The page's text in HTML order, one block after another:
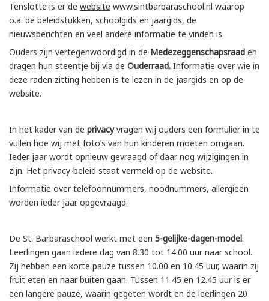
Tenslotte is er de website www.sintbarbaraschool.nl waarop
o.a. de beleidstukken, schoolgids en jaargids, de
nieuwsberichten en veel andere informatie te vinden is.
Ouders zijn vertegenwoordigd in de Medezeggenschapsraad en
dragen hun steentje bij via de Ouderraad. Informatie over wie in
deze raden zitting hebben is te lezen in de jaargids en op de
website.
In het kader van de privacyvragen wij ouders een formulier in te
vullen hoe wij met foto’s van hun kinderen moeten omgaan.
Ieder jaar wordt opnieuw gevraagd of daar nog wijzigingen in
zijn. Het privacy-beleid staat vermeld op de website.
Informatie over telefoonnummers, noodnummers, allergieën
worden ieder jaar opgevraagd.
De St. Barbaraschool werkt met een 5-gelijke-dagen-model.
Leerlingen gaan iedere dag van 8.30 tot 14.00 uur naar school.
Zij hebben een korte pauze tussen 10.00 en 10.45 uur, waarin zij
fruit eten en naar buiten gaan. Tussen 11.45 en 12.45 uur is er
een langere pauze, waarin gegeten wordt en de leerlingen 20